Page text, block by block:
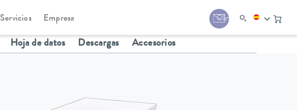
Servicios Empresa Contacto
Hoja de datos Descargas Accesorios